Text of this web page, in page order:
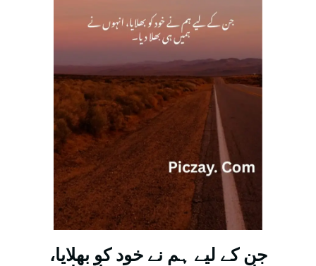
جن کے لیے ہم نے خود کو بھلایا،